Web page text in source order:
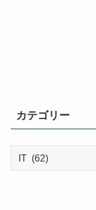
カテゴリー
カ